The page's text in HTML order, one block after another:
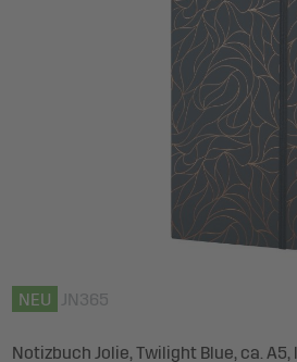
NEU JN365
Notizbuch Jolie, Twilight Blue, ca. A5,